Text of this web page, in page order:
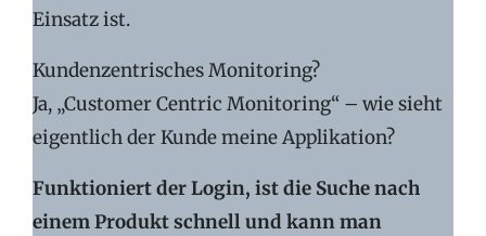
Einsatz ist.
Kundenzentrisches Monitoring?
Ja, „Customer Centric Monitoring“ – wie sieht
eigentlich der Kunde meine Applikation?
Funktioniert der Login, ist die Suche nach
einem Produkt schnell und kann man